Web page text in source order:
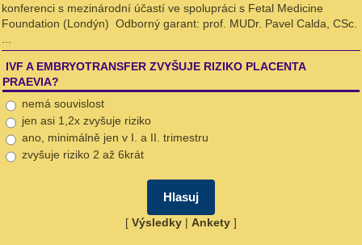
konferenci s mezinárodní účastí ve spolupráci s Fetal Medicine
Foundation (Londýn) Odborný garant: prof. MUDr. Pavel Calda, CSc.
IVF A EMBRYOTRANSFER ZVYŠUJE RIZIKO PLACENTA
PRAEVIA?
nemá souvislost
jen asi 1,2x zvyšuje riziko
ano, minimálně jen v I. a II. trimestru
zvyšuje riziko 2 až 6krát
[ Výsledky | Ankety ]